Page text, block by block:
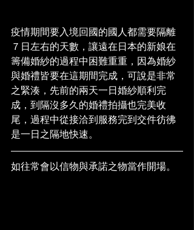
疫情期間要入境回國的國人都需要隔離
７日左右的天數，讓遠在日本的新娘在
籌備婚紗的過程中困難重重，因為婚紗
與婚禮皆要在這期間完成，可說是非常
之緊湊，先前的兩天一日婚紗順利完
成，到隔沒多久的婚禮拍攝也完美收
尾，過程中從接洽到服務完到交件彷彿
是一日之隔地快速。
如往常會以信物與承諾之物當作開場。